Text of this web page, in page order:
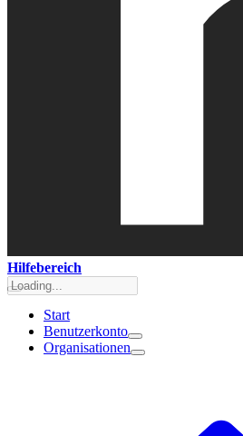
Hilfebereich
Start
Benutzerkonto
Organisationen